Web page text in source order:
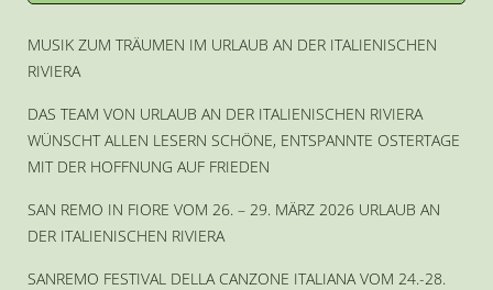
MUSIK ZUM TRÄUMEN IM URLAUB AN DER ITALIENISCHEN
RIVIERA
DAS TEAM VON URLAUB AN DER ITALIENISCHEN RIVIERA
WÜNSCHT ALLEN LESERN SCHÖNE, ENTSPANNTE OSTERTAGE
MIT DER HOFFNUNG AUF FRIEDEN
SAN REMO IN FIORE VOM 26. – 29. MÄRZ 2026 URLAUB AN
DER ITALIENISCHEN RIVIERA
SANREMO FESTIVAL DELLA CANZONE ITALIANA VOM 24.-28.